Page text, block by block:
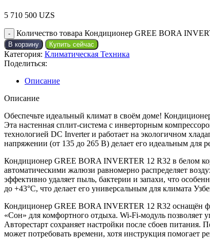
5 710 500 UZS
Количество товара Кондиционер GREE BORA
В корзину Купить сейчас
Категория: Климатическая Техника
Поделиться:
Описание
Описание
Обеспечьте идеальный климат в своём доме!
Эта настенная сплит-система с инверторным
технологией DC Inverter и работает на экологичном
напряжении (от 135 до 265 В) делает его идеальным для
Кондиционер GREE BORA INVERTER 12 R32 в белом
автоматическими жалюзи равномерно распределяет
эффективно удаляет пыль, бактерии и запахи, что
до +43°C, что делает его универсальным для климата
Кондиционер GREE BORA INVERTER 12 R32 оснащён
«Сон» для комфортного отдыха. Wi-Fi-модуль позволяет
Авторестарт сохраняет настройки после сбоев
может потребовать времени, хотя инструкция помогает